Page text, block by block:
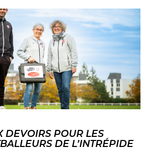
DEVOIRS POUR LES
DE L’INTRÉPIDE